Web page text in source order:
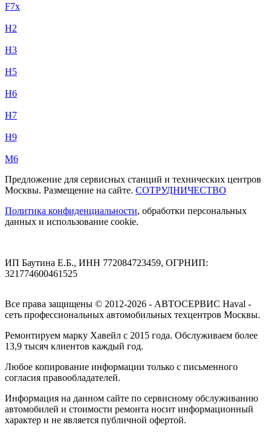
F7x
H2
H3
H5
H6
H7
H9
M6
Предложение для сервисных станций и технических центров
Москвы. Размещение на сайте. СОТРУДНИЧЕСТВО
Политика конфиденциальности, обработки персональных
данных и использование cookie.
ИП Баутина Е.Б., ИНН 772084723459, ОГРНИП:
321774600461525
Все права защищены © 2012-2026 - АВТОСЕРВИС Haval -
сеть профессиональных автомобильных техцентров Москвы.
Ремонтируем марку Хавейл с 2015 года. Обслуживаем более
13,9 тысяч клиентов каждый год.
Любое копирование информации только с письменного
согласия правообладателей.
Информация на данном сайте по сервисному обслуживанию
автомобилей и стоимости ремонта носит информационный
характер и не является публичной офертой.